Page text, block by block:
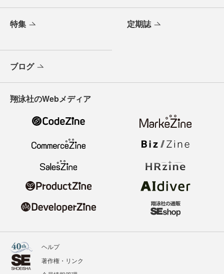
特集 定期誌
ブログ
翔泳社のWebメディア
ヘルプ
著作権・リンク